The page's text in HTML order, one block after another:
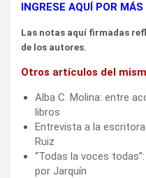
INGRESE AQUÍ POR
Las notas aquí firmadas
de los autores.
Otros artículos del
Alba C. Molina: entre
libros
Entrevista a la
Ruiz
“Todas la voces
por Jarquín